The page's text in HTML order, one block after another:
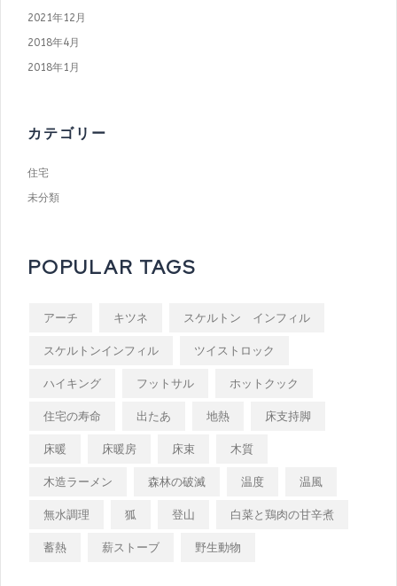
2021年12月
2018年4月
2018年1月
カテゴリー
住宅
未分類
POPULAR TAGS
アーチ キツネ スケルトン インフィル
スケルトンインフィル ツイストロック
ハイキング フットサル ホットクック
住宅の寿命 出たあ 地熱 床支持脚
床暖 床暖房 床束 木質
木造ラーメン 森林の破滅 温度 温風
無水調理 狐 登山 白菜と鶏肉の甘辛煮
蓄熱 薪ストーブ 野生動物